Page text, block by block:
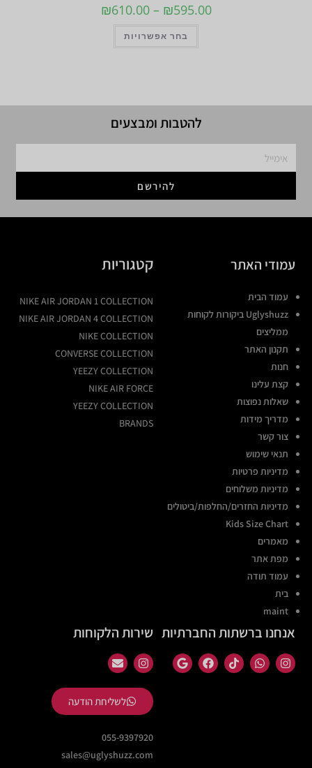
₪595.00
–
₪610.00
בחר אפשרויות
להטבות ומבצעים
להירשם
עמודי האתר
עמוד הבית
Uglyshuzz ביקורות לקוחות
ממליצים
תקנון האתר
חנות
קצת עלינו
שאלות נפוצות
מדריך מידות
צור קשר
תנאי שימוש
מדיניות פרטיות
מדיניות משלוחים
מדיניות החזרים/החלפות/ביטולים
Kids Size Chart
מאמרים
מפת אתר
עמוד תודה
בית
maint
קטגוריות
NIKE AIR JORDAN 1 COLLECTION
NIKE AIR JORDAN 4 COLLECTION
NIKE COLLECTION
CONVERSE COLLECTION
YEEZY COLLECTION
NIKE AIR FORCE
YEEZY COLLECTION
BRANDS
אנחנו ברשתות החברתיות שירות הלקוחות
לשליחת הודעה
055-9397920
sales@uglyshuzz.com